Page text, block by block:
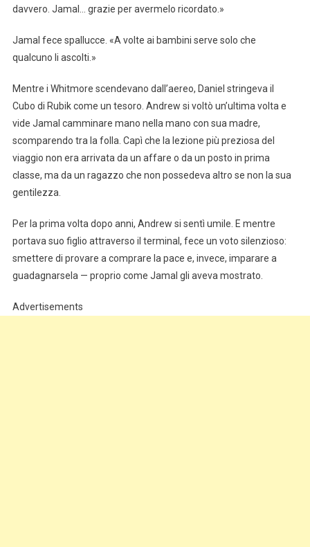
davvero. Jamal… grazie per avermelo ricordato.»
Jamal fece spallucce. «A volte ai bambini serve solo che
qualcuno li ascolti.»
Mentre i Whitmore scendevano dall’aereo, Daniel stringeva il
Cubo di Rubik come un tesoro. Andrew si voltò un’ultima volta e
vide Jamal camminare mano nella mano con sua madre,
scomparendo tra la folla. Capì che la lezione più preziosa del
viaggio non era arrivata da un affare o da un posto in prima
classe, ma da un ragazzo che non possedeva altro se non la sua
gentilezza.
Per la prima volta dopo anni, Andrew si sentì umile. E mentre
portava suo figlio attraverso il terminal, fece un voto silenzioso:
smettere di provare a comprare la pace e, invece, imparare a
guadagnarsela — proprio come Jamal gli aveva mostrato.
Advertisements